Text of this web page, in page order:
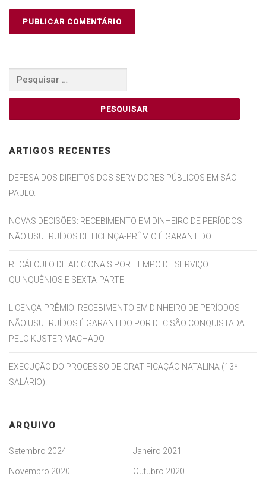
Pesquisar
ARTIGOS RECENTES
DEFESA DOS DIREITOS DOS SERVIDORES PÚBLICOS EM SÃO
PAULO.
NOVAS DECISÕES: RECEBIMENTO EM DINHEIRO DE PERÍODOS
NÃO USUFRUÍDOS DE LICENÇA-PRÊMIO É GARANTIDO
RECÁLCULO DE ADICIONAIS POR TEMPO DE SERVIÇO –
QUINQUÊNIOS E SEXTA-PARTE
LICENÇA-PRÊMIO: RECEBIMENTO EM DINHEIRO DE PERÍODOS
NÃO USUFRUÍDOS É GARANTIDO POR DECISÃO CONQUISTADA
PELO KÜSTER MACHADO
EXECUÇÃO DO PROCESSO DE GRATIFICAÇÃO NATALINA (13º
SALÁRIO).
ARQUIVO
Setembro 2024 Janeiro 2021
Novembro 2020 Outubro 2020